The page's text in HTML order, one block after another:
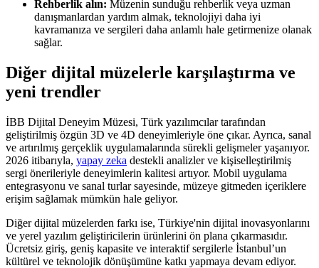
Rehberlik alın: Müzenin sunduğu rehberlik veya uzman
danışmanlardan yardım almak, teknolojiyi daha iyi
kavramanıza ve sergileri daha anlamlı hale getirmenize olanak
sağlar.
Diğer dijital müzelerle karşılaştırma ve
yeni trendler
İBB Dijital Deneyim Müzesi, Türk yazılımcılar tarafından
geliştirilmiş özgün 3D ve 4D deneyimleriyle öne çıkar. Ayrıca, sanal
ve artırılmış gerçeklik uygulamalarında sürekli gelişmeler yaşanıyor.
2026 itibarıyla, yapay zeka destekli analizler ve kişiselleştirilmiş
sergi önerileriyle deneyimlerin kalitesi artıyor. Mobil uygulama
entegrasyonu ve sanal turlar sayesinde, müzeye gitmeden içeriklere
erişim sağlamak mümkün hale geliyor.
Diğer dijital müzelerden farkı ise, Türkiye'nin dijital inovasyonlarını
ve yerel yazılım geliştiricilerin ürünlerini ön plana çıkarmasıdır.
Ücretsiz giriş, geniş kapasite ve interaktif sergilerle İstanbul’un
kültürel ve teknolojik dönüşümüne katkı yapmaya devam ediyor.